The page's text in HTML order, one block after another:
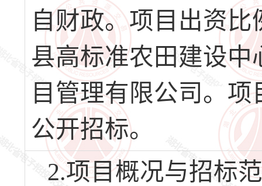
自财政。项目出资比
县高标准农田建设
目管理有限公司。
公开招标。
2.项目概况与招标